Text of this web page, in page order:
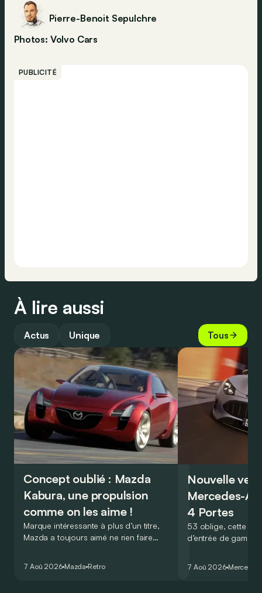
Pierre-Benoit Sepulchre
Photos: Volvo Cars
PUBLICITÉ
À lire aussi
Actus Unique Tous
Concept oublié : Mazda
Kabura, une propulsion
comme on les aime !
Marque intéressante à plus d’un titre,
Mazda a toujours aimé ne rien faire
de la plus belle des manières…
7 Aoû 2026 Mazda Retro
Nouvelle
Mercedes-
4 Portes
53 oblige, cette
d’entrée de
moins…
7 Aoû 2026 Mercedes